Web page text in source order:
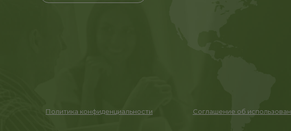
Политика конфиденциальности Соглашение об